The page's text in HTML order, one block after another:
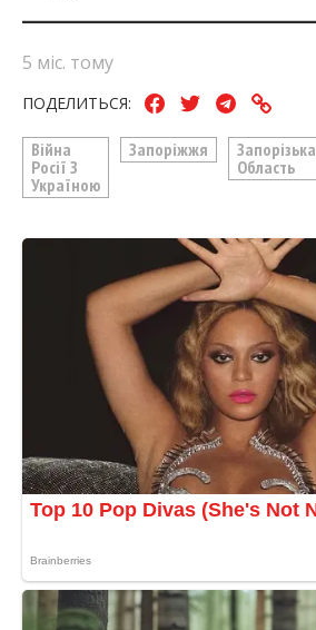
5 міс. тому
ПОДЕЛИТЬСЯ:
Війна
Росії З
Україною
Запоріжжя
Запорізька
Область